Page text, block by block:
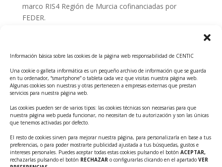
Información básica sobre las cookies de la página web responsabilidad de CENTIC
Una cookie o galleta informática es un pequeño archivo de información que se guarda
en tu ordenador, “smartphone” o tableta cada vez que visitas nuestra página web.
Algunas cookies son nuestras y otras pertenecen a empresas externas que prestan
servicios para nuestra página web.
Las cookies pueden ser de varios tipos: las cookies técnicas son necesarias para que
nuestra página web pueda funcionar, no necesitan de tu autorización y son las únicas
que tenemos activadas por defecto.
El resto de cookies sirven para mejorar nuestra página, para personalizarla en base a tus
preferencias, o para poder mostrarte publicidad ajustada a tus búsquedas, gustos e
intereses personales. Puedes aceptar todas estas cookies pulsando el botón ACEPTAR,
rechazarlas pulsando el botón RECHAZAR o configurarlas clicando en el apartado VER
marco RIS4 Región de Murcia cofinanciadas por
FEDER.
Tecnológicos 2ª ed.
Ayudas INFO para el apoyo a las empresas
innovadoras con potencial tecnológico y escalables
Convocatoria Cheque de Innovación. Ayudas INFO
para la contratación de servicios de Innovación y
Competitividad
Cheque Inversión del INFO. Ayudas para la
contratación de servicios de Innovación y
Competitividad para apoyar rondas de financiación.